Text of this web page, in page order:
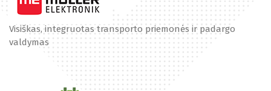
Visiškas, integruotas transporto priemonės ir padargo
valdymas